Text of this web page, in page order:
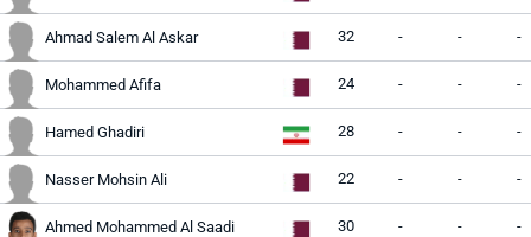
Ahmad Salem Al Askar 32 - - -
Mohammed Afifa 24 - - -
Hamed Ghadiri 28 - - -
Nasser Mohsin Ali 22 - - -
Ahmed Mohammed Al Saadi 30 - - -